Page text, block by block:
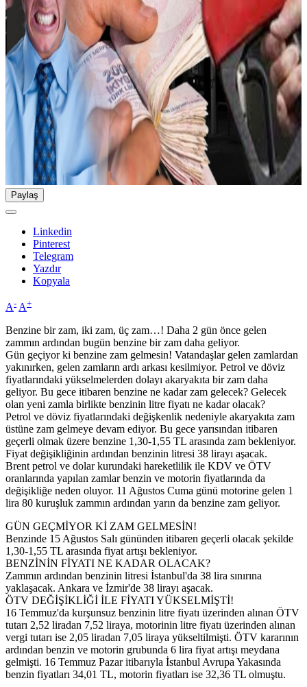
Paylaş
Linkedin
Pinterest
Telegram
Yazdır
Kopyala
A- A+
Benzine bir zam, iki zam, üç zam…! Daha 2 gün önce gelen
zammın ardından bugün benzine bir zam daha geliyor.
Gün geçiyor ki benzine zam gelmesin! Vatandaşlar gelen zamlardan
yakınırken, gelen zamların ardı arkası kesilmiyor. Petrol ve döviz
fiyatlarındaki yükselmelerden dolayı akaryakıta bir zam daha
geliyor. Bu gece itibaren benzine ne kadar zam gelecek? Gelecek
olan yeni zamla birlikte benzinin litre fiyatı ne kadar olacak?
Petrol ve döviz fiyatlarındaki değişkenlik nedeniyle akaryakıta zam
üstüne zam gelmeye devam ediyor. Bu gece yarısından itibaren
geçerli olmak üzere benzine 1,30-1,55 TL arasında zam bekleniyor.
Fiyat değişikliğinin ardından benzinin litresi 38 lirayı aşacak.
Brent petrol ve dolar kurundaki hareketlilik ile KDV ve ÖTV
oranlarında yapılan zamlar benzin ve motorin fiyatlarında da
değişikliğe neden oluyor. 11 Ağustos Cuma günü motorine gelen 1
lira 80 kuruşluk zammın ardından yarın da benzine zam geliyor.
GÜN GEÇMİYOR Kİ ZAM GELMESİN!
Benzinde 15 Ağustos Salı gününden itibaren geçerli olacak şekilde
1,30-1,55 TL arasında fiyat artışı bekleniyor.
BENZİNİN FİYATI NE KADAR OLACAK?
Zammın ardından benzinin litresi İstanbul'da 38 lira sınırına
yaklaşacak. Ankara ve İzmir'de 38 lirayı aşacak.
ÖTV DEĞİŞİKLİĞİ İLE FİYATI YÜKSELMİŞTİ!
16 Temmuz'da kurşunsuz benzinin litre fiyatı üzerinden alınan ÖTV
tutarı 2,52 liradan 7,52 liraya, motorinin litre fiyatı üzerinden alınan
vergi tutarı ise 2,05 liradan 7,05 liraya yükseltilmişti. ÖTV kararının
ardından benzin ve motorin grubunda 6 lira fiyat artışı meydana
gelmişti. 16 Temmuz Pazar itibarıyla İstanbul Avrupa Yakasında
benzin fiyatları 34,01 TL, motorin fiyatları ise 32,36 TL olmuştu.